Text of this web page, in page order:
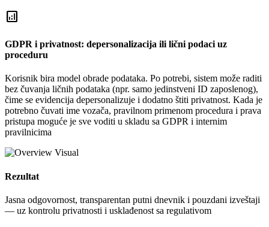
analytics
GDPR i privatnost: depersonalizacija ili lični podaci uz
proceduru
Korisnik bira model obrade podataka. Po potrebi, sistem može raditi
bez čuvanja ličnih podataka (npr. samo jedinstveni ID zaposlenog),
čime se evidencija depersonalizuje i dodatno štiti privatnost. Kada je
potrebno čuvati ime vozača, pravilnom primenom procedura i prava
pristupa moguće je sve voditi u skladu sa GDPR i internim
pravilnicima
Rezultat
Jasna odgovornost, transparentan putni dnevnik i pouzdani izveštaji
— uz kontrolu privatnosti i usklađenost sa regulativom